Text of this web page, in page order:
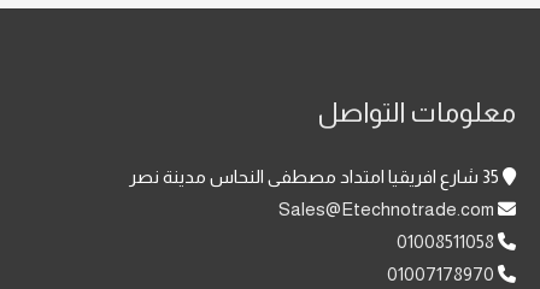
معلومات التواصل
01008511058
01007178970